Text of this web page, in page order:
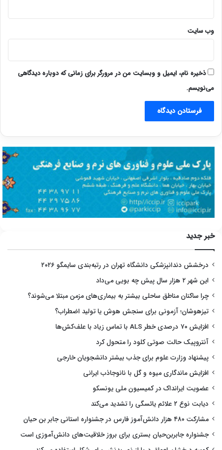
وب‌ سایت
ذخیره نام، ایمیل و وبسایت من در مرورگر برای زمانی که دوباره دیدگاهی
می‌نویسم.
خبر جدید
درخشش دندانپزشکی دانشگاه تهران در رتبه‌بندی سایمگو ۲۰۲۶
این شهر ۲ هزار سال پیش چه بویی می‌داد
چرا ساکنان مناطق ساحلی بیشتر به بیماری‌های مزمن مبتلا می‌شوند؟
تیزهوشان؛ آزمونی برای سنجش هوش یا تولید اضطراب؟
افزایش ۷۰ درصدی خطر ALS با تماس زیاد با علف‌کش‌ها
آنتروپیک حالت صوتی کلود را متحول کرد
پیشنهاد وزارت علوم برای جذب بیشتر دانشجویان خارجی
افزایش ماندگاری میوه و گل با نانوجاذب ایرانی
عضویت ایرانداک در کمیسیون ملی یونسکو
دیابت نوع ۲ علائم یائسگی را تشدید می‌کند
مشارکت ۴۸۰ هزار دانش‌آموز فارس در جشنواره استانی جابر بن حیان
جشنواره جابربن‌حیان بستری برای بروز خلاقیت‌های دانش‌آموزی است